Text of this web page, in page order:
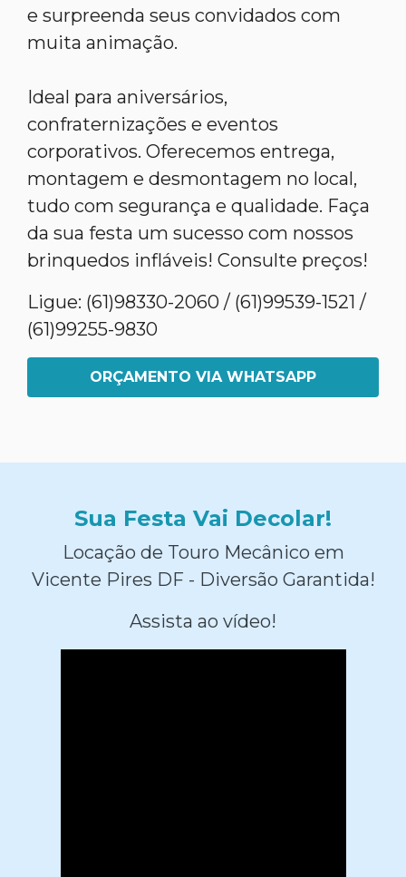
e surpreenda seus convidados com
muita animação.
Ideal para aniversários,
confraternizações e eventos
corporativos. Oferecemos entrega,
montagem e desmontagem no local,
tudo com segurança e qualidade. Faça
da sua festa um sucesso com nossos
brinquedos infláveis! Consulte preços!
Ligue: (61)98330-2060 / (61)99539-1521 /
(61)99255-9830
ORÇAMENTO VIA WHATSAPP
Sua Festa Vai Decolar!
Locação de Touro Mecânico em
Vicente Pires DF - Diversão Garantida!
Assista ao vídeo!